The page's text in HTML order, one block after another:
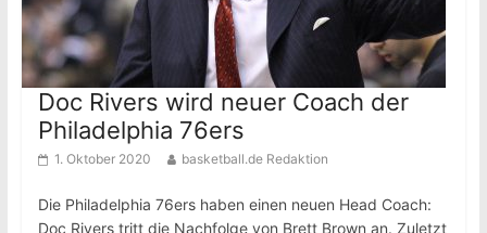
Doc Rivers wird neuer Coach der
Philadelphia 76ers
1. Oktober 2020 basketball.de Redaktion
Die Philadelphia 76ers haben einen neuen Head Coach:
Doc Rivers tritt die Nachfolge von Brett Brown an. Zuletzt